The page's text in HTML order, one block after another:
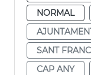
NORMAL
SANT
CAP ANY